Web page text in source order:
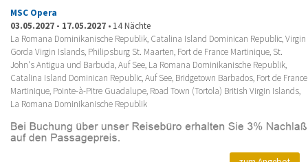
MSC Opera
03.05.2027 - 17.05.2027 • 14 Nächte
La Romana Dominikanische Republik, Catalina Island Dominican Republic, Virgin
Gorda Virgin Islands, Philipsburg St. Maarten, Fort de France Martinique, St.
John's Antigua und Barbuda, Auf See, La Romana Dominikanische Republik,
Catalina Island Dominican Republic, Auf See, Bridgetown Barbados, Fort de France
Martinique, Pointe-à-Pitre Guadalupe, Road Town (Tortola) British Virgin Islands,
La Romana Dominikanische Republik